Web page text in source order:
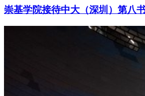
崇基学院接待中大（深圳）第八